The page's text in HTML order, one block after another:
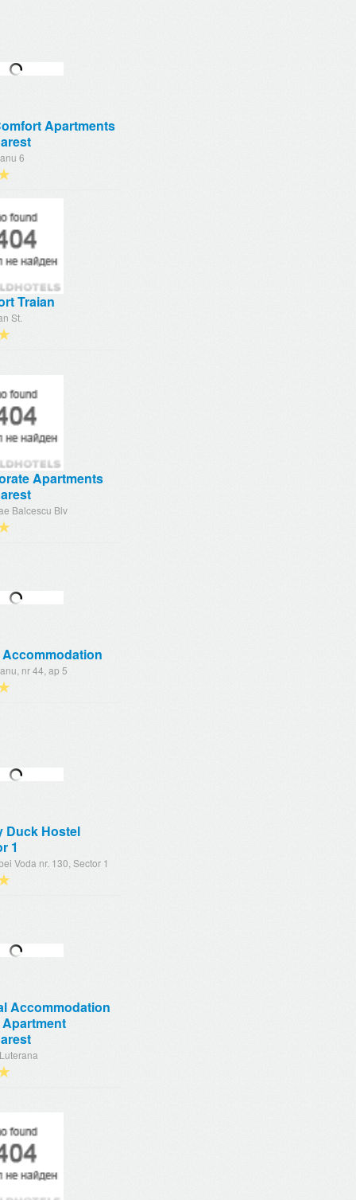
Apartments
6
Traian
St.
Apartments
Balcescu Blv
nr 44, ap 5
Duck Hostel
1
Voda nr. 130, Sector 1
Accommodation